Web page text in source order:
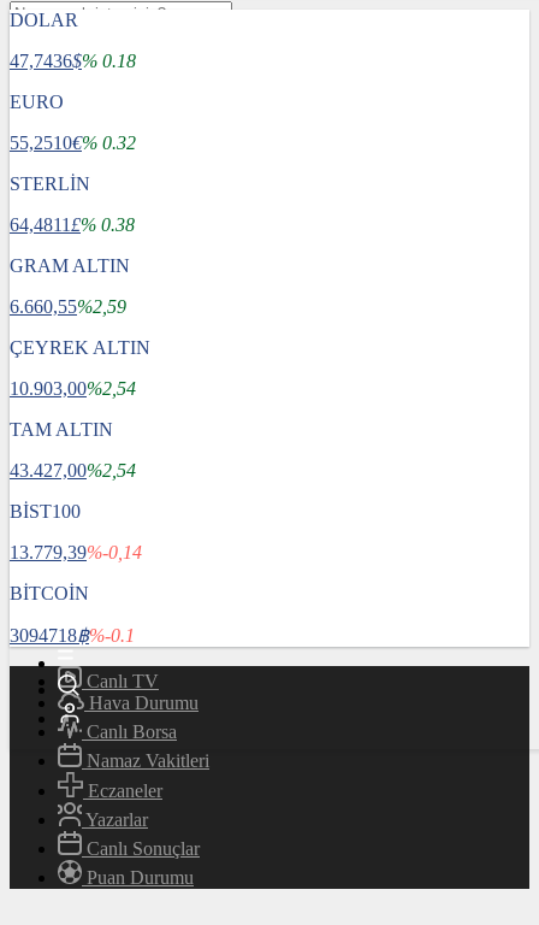
DOLAR
47,7436$% 0.18
EURO
55,2510€% 0.32
STERLİN
64,4811£% 0.38
GRAM ALTIN
6.660,55%2,59
ÇEYREK ALTIN
10.903,00%2,54
TAM ALTIN
43.427,00%2,54
BİST100
13.779,39%-0,14
BİTCOİN
3094718฿%-0.1
Dünya
Spor
Magazin
Teknoloji
Bafra Rehberi
Canlı TV
Hava Durumu
Canlı Borsa
Namaz Vakitleri
Eczaneler
Yazarlar
Canlı Sonuçlar
Puan Durumu